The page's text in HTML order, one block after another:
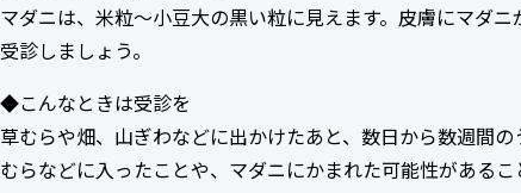
マダニは、米粒～小豆大の黒い粒に見えます。皮膚にマダ
受診しましょう。
◆こんなときは受診を
草むらや畑、山ぎわなどに出かけたあと、数日から数週間
むらなどに入ったことや、マダニにかまれた可能性があるこ